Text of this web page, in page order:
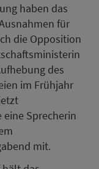
haben das
für
die Opposition
des
im Frühjahr
Sprecherin
mit.